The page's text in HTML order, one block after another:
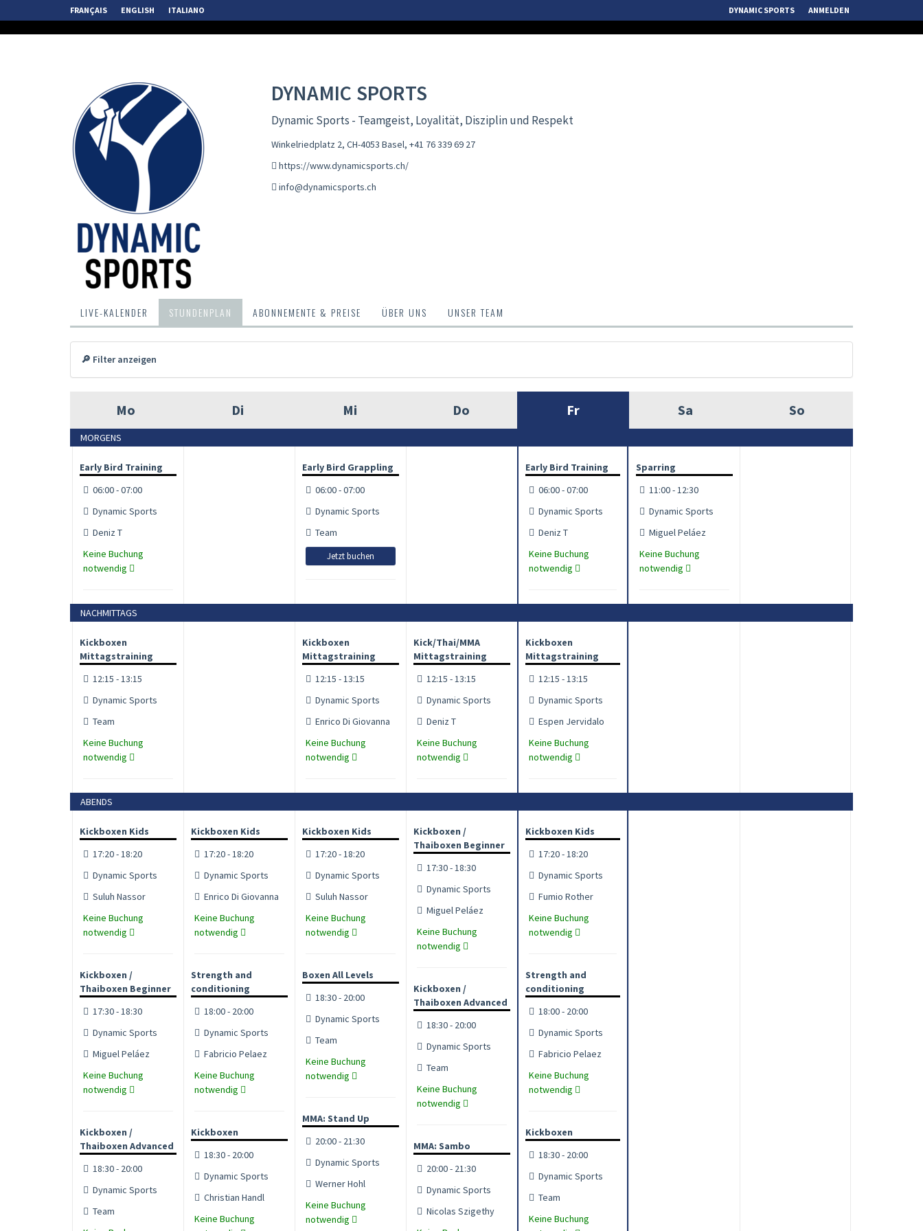
FRANÇAIS ENGLISH ITALIANO DYNAMIC SPORTS ANMELDEN
DYNAMIC SPORTS
Dynamic Sports - Teamgeist, Loyalität, Disziplin und Respekt
Winkelriedplatz 2, CH-4053 Basel, +41 76 339 69 27
https://www.dynamicsports.ch/
info@dynamicsports.ch
LIVE-KALENDER STUNDENPLAN ABONNEMENTE & PREISE ÜBER UNS UNSER TEAM
🔎 Filter anzeigen
Mo Di Mi Do Fr Sa So
MORGENS
Early Bird Training
06:00 - 07:00
Dynamic Sports
Deniz T
Keine Buchung
notwendig
Early Bird Grappling
06:00 - 07:00
Dynamic Sports
Team
Jetzt buchen
Early Bird Training
06:00 - 07:00
Dynamic Sports
Deniz T
Keine Buchung
notwendig
Sparring
11:00 - 12:30
Dynamic Sports
Miguel Peláez
Keine Buchung
notwendig
NACHMITTAGS
Kickboxen
Mittagstraining
12:15 - 13:15
Dynamic Sports
Team
Keine Buchung
notwendig
Kickboxen
Mittagstraining
12:15 - 13:15
Dynamic Sports
Enrico Di Giovanna
Keine Buchung
notwendig
Kick/Thai/MMA
Mittagstraining
12:15 - 13:15
Dynamic Sports
Deniz T
Keine Buchung
notwendig
Kickboxen
Mittagstraining
12:15 - 13:15
Dynamic Sports
Espen Jervidalo
Keine Buchung
notwendig
ABENDS
Kickboxen Kids
17:20 - 18:20
Dynamic Sports
Suluh Nassor
Keine Buchung
notwendig
Kickboxen /
Thaiboxen Beginner
17:30 - 18:30
Dynamic Sports
Miguel Peláez
Keine Buchung
notwendig
Kickboxen /
Thaiboxen Advanced
18:30 - 20:00
Dynamic Sports
Team
Kickboxen Kids
17:20 - 18:20
Dynamic Sports
Enrico Di Giovanna
Keine Buchung
notwendig
Strength and
conditioning
18:00 - 20:00
Dynamic Sports
Fabricio Pelaez
Keine Buchung
notwendig
Kickboxen
18:30 - 20:00
Dynamic Sports
Christian Handl
Keine Buchung
Kickboxen Kids
17:20 - 18:20
Dynamic Sports
Suluh Nassor
Keine Buchung
notwendig
Boxen All Levels
18:30 - 20:00
Dynamic Sports
Team
Keine Buchung
notwendig
MMA: Stand Up
20:00 - 21:30
Dynamic Sports
Werner Hohl
Keine Buchung
notwendig
Kickboxen /
Thaiboxen Beginner
17:30 - 18:30
Dynamic Sports
Miguel Peláez
Keine Buchung
notwendig
Kickboxen /
Thaiboxen Advanced
18:30 - 20:00
Dynamic Sports
Team
Keine Buchung
notwendig
MMA: Sambo
20:00 - 21:30
Dynamic Sports
Nicolas Szigethy
Kickboxen Kids
17:20 - 18:20
Dynamic Sports
Fumio Rother
Keine Buchung
notwendig
Strength and
conditioning
18:00 - 20:00
Dynamic Sports
Fabricio Pelaez
Keine Buchung
notwendig
Kickboxen
18:30 - 20:00
Dynamic Sports
Team
Keine Buchung